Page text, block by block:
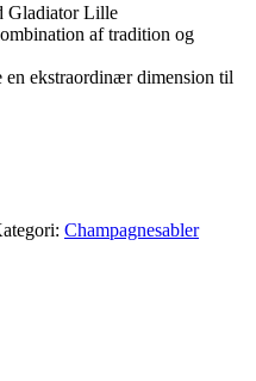
Gladiator Lille
af tradition og
ekstraordinær dimension til
Champagnesabler